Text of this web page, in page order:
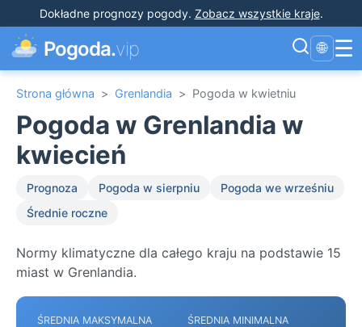
Dokładne prognozy pogody. Zobacz wszystkie kraje.
Pogoda.vip 🌐 ☰
Strona główna > Grenlandia > Pogoda w kwietniu
Pogoda w Grenlandia w
kwiecień
Prognoza Pogoda w sierpniu
Pogoda we wrześniu
Średnie roczne
Normy klimatyczne dla całego kraju na podstawie 15
miast w Grenlandia.
ŚREDNIA MAKSYMALNA ŚREDNIA MINIMALNA